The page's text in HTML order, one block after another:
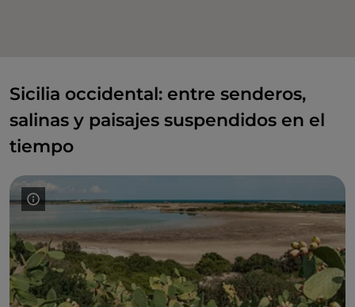
Sicilia occidental: entre senderos,
salinas y paisajes suspendidos en el
tiempo